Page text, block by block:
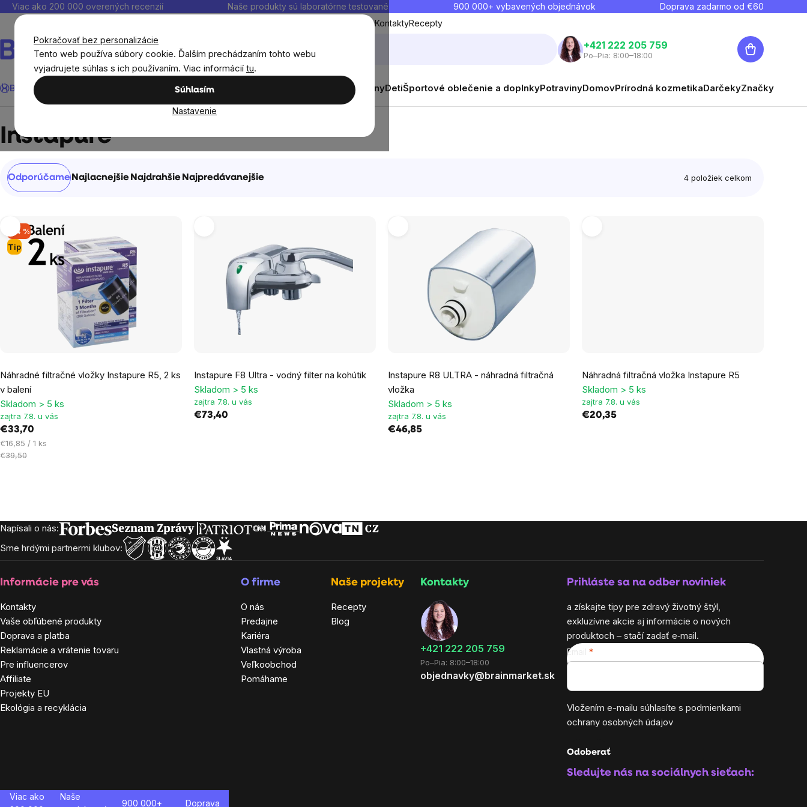
Pokračovať bez personalizácie
Tento web používa súbory cookie. Ďalším prechádzaním tohto webu
vyjadrujete súhlas s ich používaním. Viac informácií tu.
Súhlasím
Nastavenie
PrejsťViac ako 200 000 overených recenzií Naše produkty sú laboratórne testované 900 000+ vybavených objednávok Doprava zadarmo od €60
Doprava a platbaKontaktyRecepty
Hľadať
+421 222 205 759
Po–Pia: 8:00–18:00
Nákupný
košík
BrainMax® Výživové doplnky Muži ŽenyDetiŠportové oblečenie a doplnkyPotravinyDomovPrírodná kozmetikaDarčekyZnačky
Instapure
Instapure
Radenie
produktov
Odporúčame Najlacnejšie Najdrahšie Najpredávanejšie 4 položiek celkom
Výpis
produktov
Tip
–14 %
Náhradné filtračné vložky Instapure R5, 2 ks
v balení
hodnotenie
produktu
je
5,0
5
Skladom > 5 ks
zajtra 7.8. u vás
€33,70
Jednotková
cena:
€16,85 / 1 ks
€39,50
Instapure F8 Ultra - vodný filter na kohútik
Skladom > 5 ks
zajtra 7.8. u vás
€73,40
Instapure R8 ULTRA - náhradná filtračná
vložka
Skladom > 5 ks
zajtra 7.8. u vás
€46,85
Náhradná filtračná vložka Instapure R5
Skladom > 5 ks
zajtra 7.8. u vás
€20,35
prvky
Zápätie
Napísali o nás:
Sme hrdými partnermi klubov:
Informácie pre vás
Kontakty
Vaše obľúbené produkty
Doprava a platba
Reklamácie a vrátenie tovaru
Pre influencerov
Affiliate
Projekty EU
Ekológia a recyklácia
O firme
O nás
Predajne
Kariéra
Vlastná výroba
Veľkoobchod
Pomáhame
Naše projekty
Recepty
Blog
Kontakty
+421 222 205 759
Po–Pia: 8:00–18:00
objednavky@brainmarket.sk
Prihláste sa na odber noviniek
a získajte tipy pre zdravý životný štýl,
exkluzívne akcie aj informácie o nových
produktoch – stačí zadať e‑mail.
Email
Vložením e-mailu súhlasíte s podmienkami
ochrany osobných údajov
Odoberať
Sledujte nás na sociálnych sieťach:
Viac ako
Naše
900 000+ Doprava